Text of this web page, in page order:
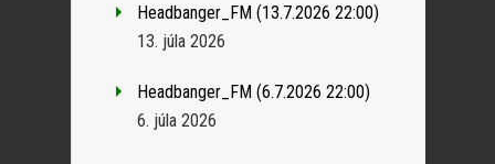
Headbanger_FM (13.7.2026 22:00)
13. júla 2026
Headbanger_FM (6.7.2026 22:00)
6. júla 2026